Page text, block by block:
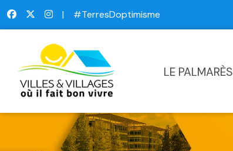
| #TerresDoptimisme
LE PALMARÈS